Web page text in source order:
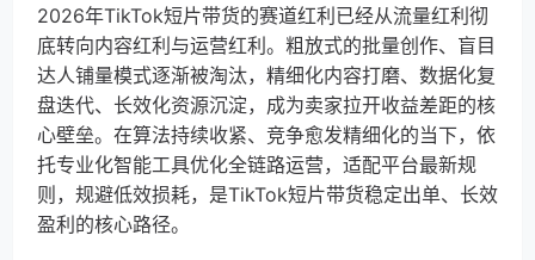
2026年TikTok短片带货的赛道红利已经从流量红利彻
底转向内容红利与运营红利。粗放式的批量创作、盲目
达人铺量模式逐渐被淘汰，精细化内容打磨、数据化复
盘迭代、长效化资源沉淀，成为卖家拉开收益差距的核
心壁垒。在算法持续收紧、竞争愈发精细化的当下，依
托专业化智能工具优化全链路运营，适配平台最新规
则，规避低效损耗，是TikTok短片带货稳定出单、长效
盈利的核心路径。